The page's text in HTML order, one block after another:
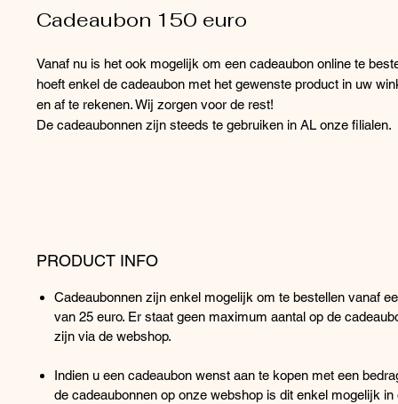
Cadeaubon 150 euro
Vanaf nu is het ook mogelijk om een cadeaubon online te
hoeft enkel de cadeaubon met het gewenste product in uw
en af te rekenen. Wij zorgen voor de rest!
De cadeaubonnen zijn steeds te gebruiken in AL onze filialen.
PRODUCT INFO
Cadeaubonnen zijn enkel mogelijk om te bestellen vanaf
van 25 euro. Er staat geen maximum aantal op de
zijn via de webshop.
Indien u een cadeaubon wenst aan te kopen met een
de cadeaubonnen op onze webshop is dit enkel mogelijk